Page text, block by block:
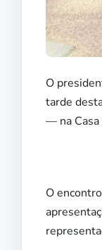
O
tarde
— na Casa
O